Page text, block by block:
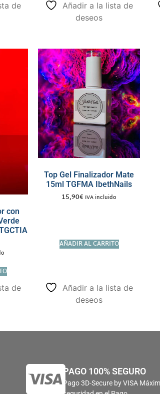
de
Añadir a la lista de
deseos
con
de
Top Gel Finalizador Mate
15ml TGFMA IbethNails
15,90€ IVA incluido
AÑADIR AL CARRITO
Añadir a la lista de
deseos
PAGO 100% SEGURO
Pago 3D-Secure by VISA